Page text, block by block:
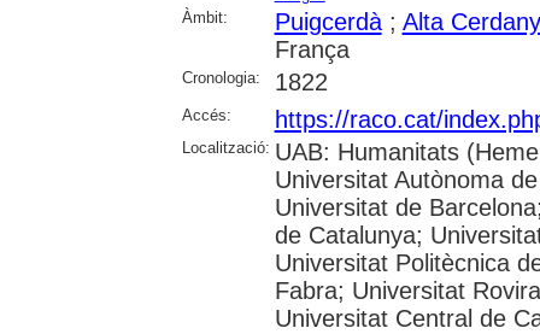
Àmbit:
Puigcerdà; Alta
França
Cronologia: 1822
Accés: https://raco.cat/
Localització: UAB: Humanitats
Universitat Autònoma
Universitat de
de Catalunya;
Universitat Politècnica
Fabra; Universitat
Universitat Central de